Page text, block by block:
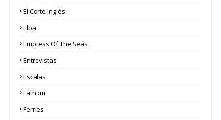
El Corte Inglés
Elba
Empress Of The Seas
Entrevistas
Escalas
Fathom
Ferries